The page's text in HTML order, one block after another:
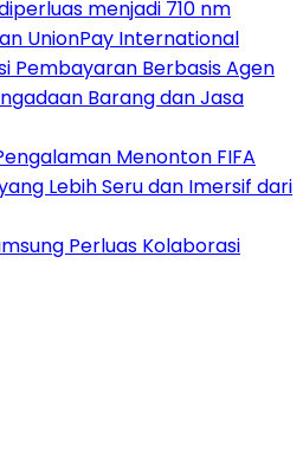
menjadi 710 nm
UnionPay International
Pembayaran Berbasis Agen
Barang dan Jasa
Menonton FIFA
Lebih Seru dan Imersif dari
Perluas Kolaborasi